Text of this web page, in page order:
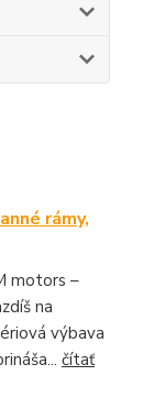
rámy,
motors –
na
výbava
čítať